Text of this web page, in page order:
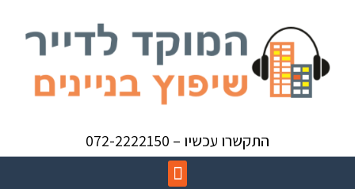
התקשרו עכשיו – 072-2222150